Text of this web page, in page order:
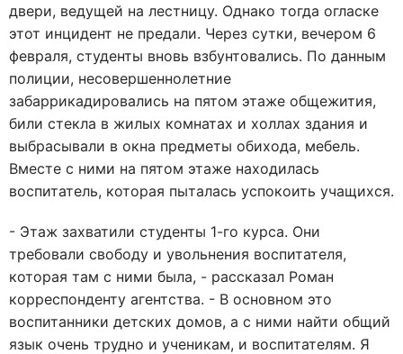
двери, ведущей на лестницу. Однако тогда огласке
этот инцидент не предали. Через сутки, вечером 6
февраля, студенты вновь взбунтовались. По данным
полиции, несовершеннолетние
забаррикадировались на пятом этаже общежития,
били стекла в жилых комнатах и холлах здания и
выбрасывали в окна предметы обихода, мебель.
Вместе с ними на пятом этаже находилась
воспитатель, которая пыталась успокоить учащихся.
- Этаж захватили студенты 1-го курса. Они
требовали свободу и увольнения воспитателя,
которая там с ними была, - рассказал Роман
корреспонденту агентства. - В основном это
воспитанники детских домов, а с ними найти общий
язык очень трудно и ученикам, и воспитателям. Я